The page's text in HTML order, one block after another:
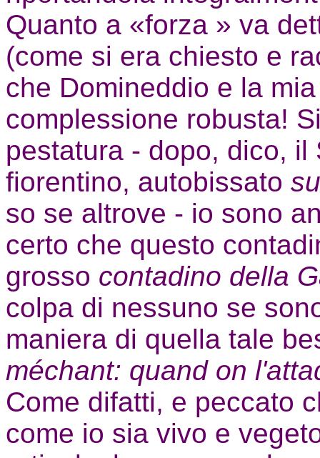
Quanto a «forza » va
(come si era chiesto e
che Domineddio e la
complessione robusta!
pestatura - dopo, dico,
fiorentino, autobissato
so se altrove - io sono
certo che questo
grosso contadino della
colpa di nessuno se
maniera di quella tale
méchant: quand on
Come difatti, e peccato
come io sia vivo e